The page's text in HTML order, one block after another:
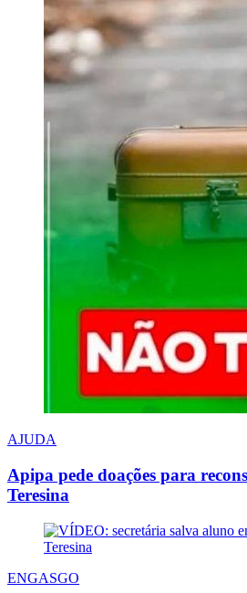
AJUDA
Apipa pede doações para
Teresina
ENGASGO